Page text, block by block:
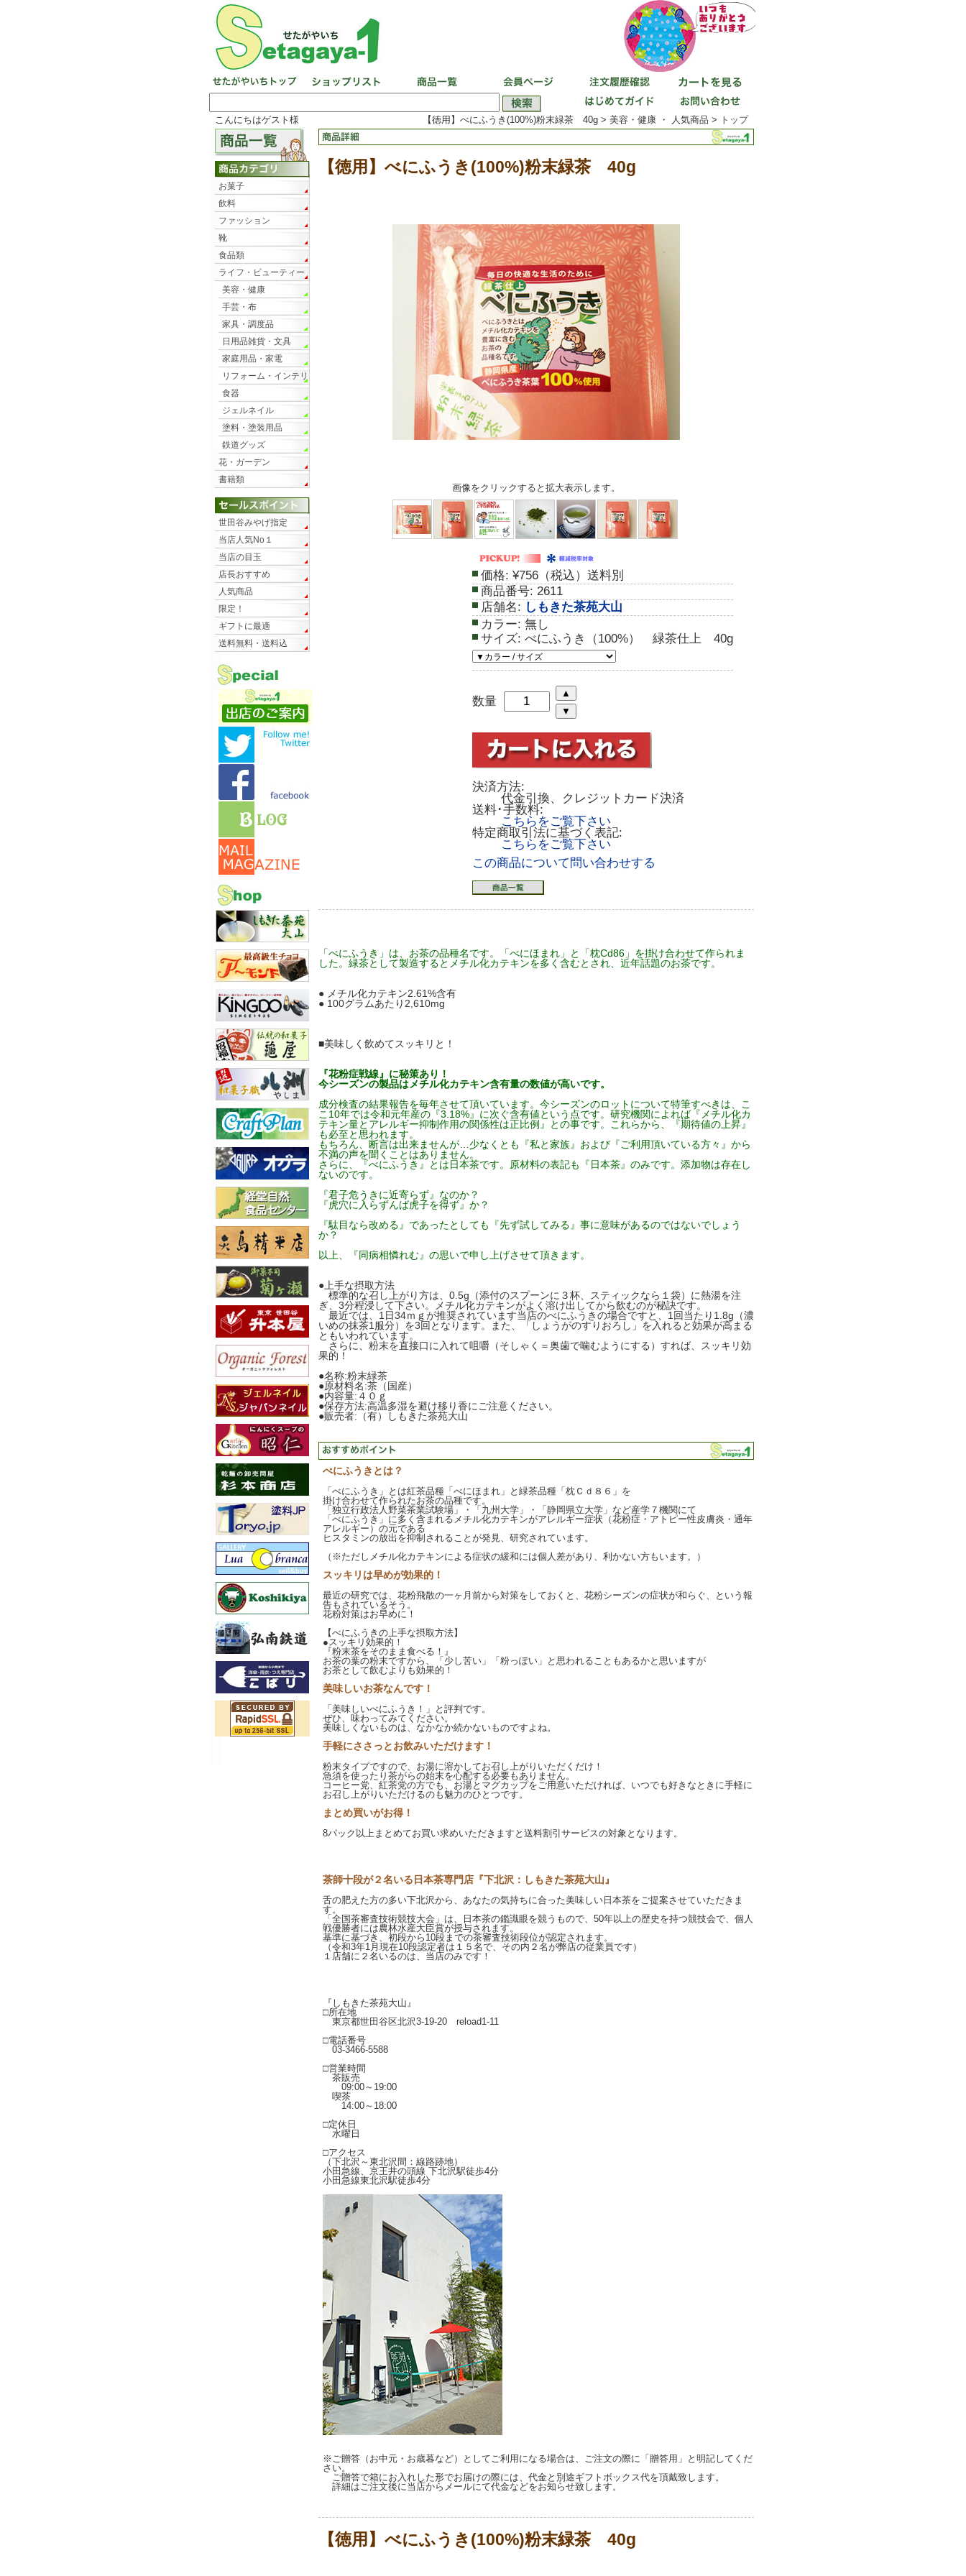
こんにちはゲスト様 【徳用】べにふうき(100%)粉末緑茶 40g > 美容・健康 ・ 人気商品 > トップ
【徳用】べにふうき(100%)粉末緑茶 40g
画像をクリックすると拡大表示します。
価格: ¥756（税込）送料別
商品番号: 2611
店舗名: しもきた茶苑大山
カラー: 無し
サイズ: べにふうき（100%） 緑茶仕上 40g
数量
決済方法:
代金引換、クレジットカード決済
送料･手数料:
こちらをご覧下さい
特定商取引法に基づく表記:
こちらをご覧下さい
この商品について問い合わせする
「べにふうき」は、お茶の品種名です。「べにほまれ」と「枕Cd86」を掛け合わせて作られま
した。緑茶として製造するとメチル化カテキンを多く含むとされ、近年話題のお茶です。
● メチル化カテキン2.61%含有
● 100グラムあたり2,610mg
■美味しく飲めてスッキリと！
『花粉症戦線』に秘策あり！
今シーズンの製品はメチル化カテキン含有量の数値が高いです。
成分検査の結果報告を毎年させて頂いています。今シーズンのロットについて特筆すべきは、こ
こ10年では令和元年産の『3.18%』に次ぐ含有値という点です。研究機関によれば『メチル化カ
テキン量とアレルギー抑制作用の関係性は正比例』との事です。これらから、『期待値の上昇』
も必至と思われます。
もちろん、断言は出来ませんが…少なくとも『私と家族』および『ご利用頂いている方々』から
不満の声を聞くことはありません。
さらに、『べにふうき』とは日本茶です。原材料の表記も『日本茶』のみです。添加物は存在し
ないのです。
『君子危うきに近寄らず』なのか？
『虎穴に入らずんば虎子を得ず』か？
『駄目なら改める』であったとしても『先ず試してみる』事に意味があるのではないでしょう
か？
以上、『同病相憐れむ』の思いで申し上げさせて頂きます。
●上手な摂取方法
標準的な召し上がり方は、0.5g（添付のスプーンに３杯、スティックなら１袋）に熱湯を注
ぎ、3分程浸して下さい。メチル化カテキンがよく溶け出してから飲むのが秘訣です。
最近では、1日34ｍｇが推奨されています当店のべにふうきの場合ですと、1回当たり1.8g（濃
いめの抹茶1服分）を3回となります。また、「しょうがのすりおろし」を入れると効果が高まる
ともいわれています。
さらに、粉末を直接口に入れて咀嚼（そしゃく＝奥歯で噛むようにする）すれば、スッキリ効
果的！
●名称:粉末緑茶
●原材料名:茶（国産）
●内容量:４０ｇ
●保存方法:高温多湿を避け移り香にご注意ください。
●販売者:（有）しもきた茶苑大山
べにふうきとは？
「べにふうき」とは紅茶品種「べにほまれ」と緑茶品種「枕Ｃｄ８６」を
掛け合わせて作られたお茶の品種です。
「独立行政法人野菜茶業試験場」・「九州大学」・「静岡県立大学」など産学７機関にて
「べにふうき」に多く含まれるメチル化カテキンがアレルギー症状（花粉症・アトピー性皮膚炎・通年
アレルギー）の元である
ヒスタミンの放出を抑制されることが発見、研究されています。
（※ただしメチル化カテキンによる症状の緩和には個人差があり、利かない方もいます。）
スッキリは早めが効果的！
最近の研究では、花粉飛散の一ヶ月前から対策をしておくと、花粉シーズンの症状が和らぐ、という報
告もされているそう。
花粉対策はお早めに！
【べにふうきの上手な摂取方法】
●スッキリ効果的！
『粉末茶をそのまま食べる！』
お茶の葉の粉末ですから、「少し苦い」「粉っぽい」と思われることもあるかと思いますが
お茶として飲むよりも効果的！
美味しいお茶なんです！
「美味しいべにふうき！」と評判です。
ぜひ、味わってみてください。
美味しくないものは、なかなか続かないものですよね。
手軽にささっとお飲みいただけます！
粉末タイプですので、お湯に溶かしてお召し上がりいただくだけ！
急須を使ったり茶がらの始末を心配する必要もありません。
コーヒー党、紅茶党の方でも、お湯とマグカップをご用意いただければ、いつでも好きなときに手軽に
お召し上がりいただけるのも魅力のひとつです。
まとめ買いがお得！
8パック以上まとめてお買い求めいただきますと送料割引サービスの対象となります。
茶師十段が２名いる日本茶専門店『下北沢：しもきた茶苑大山』
舌の肥えた方の多い下北沢から、あなたの気持ちに合った美味しい日本茶をご提案させていただきま
す。
「全国茶審査技術競技大会」は、日本茶の鑑識眼を競うもので、50年以上の歴史を持つ競技会で、個人
戦優勝者には農林水産大臣賞が授与されます。
基準に基づき、初段から10段までの茶審査技術段位が認定されます。
（令和3年1月現在10段認定者は１５名で、その内２名が弊店の従業員です）
１店舗に２名いるのは、当店のみです！
『しもきた茶苑大山』
□所在地
東京都世田谷区北沢3-19-20 reload1-11
□電話番号
03-3466-5588
□営業時間
茶販売
09:00～19:00
喫茶
14:00～18:00
□定休日
水曜日
□アクセス
（下北沢～東北沢間：線路跡地）
小田急線、京王井の頭線 下北沢駅徒歩4分
小田急線東北沢駅徒歩4分
※ご贈答（お中元・お歳暮など）としてご利用になる場合は、ご注文の際に「贈答用」と明記してくだ
さい。
ご贈答で箱にお入れした形でお届けの際には、代金と別途ギフトボックス代を頂戴致します。
詳細はご注文後に当店からメールにて代金などをお知らせ致します。
【徳用】べにふうき(100%)粉末緑茶 40g
お菓子
飲料
ファッション
靴
食品類
ライフ・ビューティー
美容・健康
手芸・布
家具・調度品
日用品雑貨・文具
家庭用品・家電
リフォーム・インテリ
ア
食器
ジェルネイル
塗料・塗装用品
鉄道グッズ
花・ガーデン
書籍類
世田谷みやげ指定
当店人気No１
当店の目玉
店長おすすめ
人気商品
限定！
ギフトに最適
送料無料・送料込